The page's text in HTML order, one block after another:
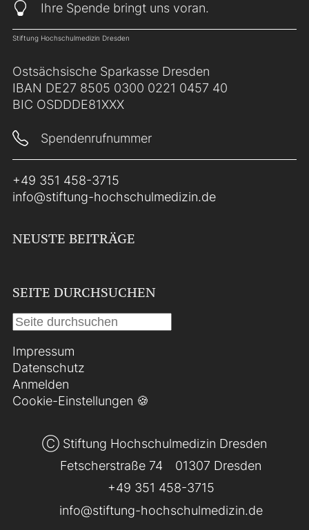
Ihre Spende bringt uns voran.
Stiftung Hochschulmedizin Dresden
Ostsächsische Sparkasse Dresden
IBAN DE27 8505 0300 0221 0457 40
BIC OSDDDE81XXX
Spendenrufnummer
+49 351 458-3715
info@stiftung-hochschulmedizin.de
NEUSTE BEITRÄGE
SEITE DURCHSUCHEN
Impressum
Datenschutz
Anmelden
Cookie-Einstellungen 🍪
Ⓒ Stiftung Hochschulmedizin Dresden
Fetscherstraße 74
01307 Dresden
+49 351 458-3715
info@stiftung-hochschulmedizin.de